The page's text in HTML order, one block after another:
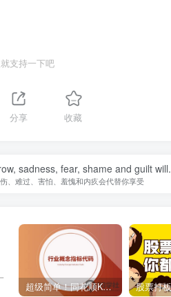
支持一下吧
分享 收藏
sadness, fear, shame and guilt will.
、难过、害怕、羞愧和内疚会代替你享受
超级简单！同花顺K线界面显示行业概念指标代码图解